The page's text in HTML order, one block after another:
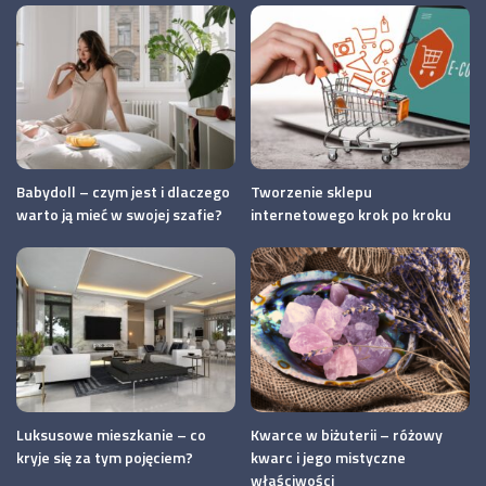
Babydoll – czym jest i dlaczego
warto ją mieć w swojej szafie?
Tworzenie sklepu
internetowego krok po kroku
Luksusowe mieszkanie – co
kryje się za tym pojęciem?
Kwarce w biżuterii – różowy
kwarc i jego mistyczne
właściwości